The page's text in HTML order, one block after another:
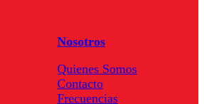
Nosotros
Quienes Somos
Contacto
Frecuencias